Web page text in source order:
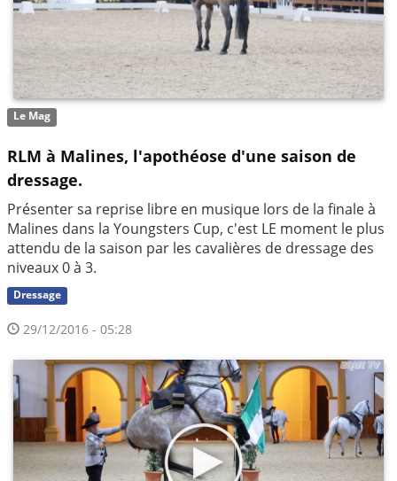
Le Mag
RLM à Malines, l'apothéose d'une saison de
dressage.
Présenter sa reprise libre en musique lors de la finale à
Malines dans la Youngsters Cup, c'est LE moment le plus
attendu de la saison par les cavalières de dressage des
niveaux 0 à 3.
Dressage
29/12/2016 - 05:28